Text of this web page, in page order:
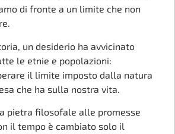
di fronte a un limite che non
un desiderio ha avvicinato
le etnie e popolazioni:
il limite imposto dalla natura
che ha sulla nostra vita.
pietra filosofale alle promesse
il tempo è cambiato solo il